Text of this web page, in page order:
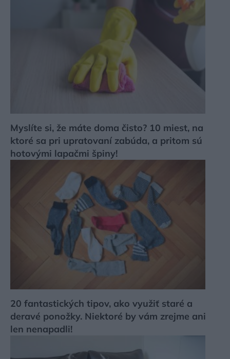
Myslíte si, že máte doma čisto? 10 miest, na
ktoré sa pri upratovaní zabúda, a pritom sú
hotovými lapačmi špiny!
20 fantastických tipov, ako využiť staré a
deravé ponožky. Niektoré by vám zrejme ani
len nenapadli!